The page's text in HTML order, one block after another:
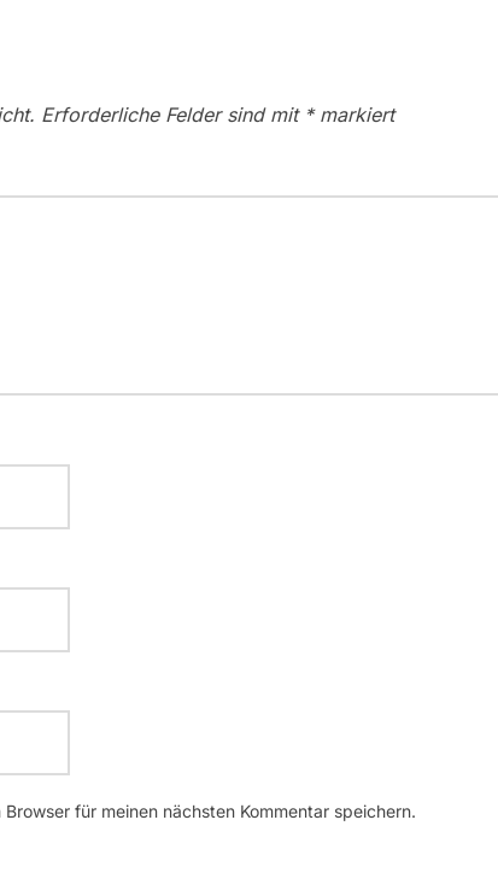
Erforderliche Felder sind mit *markiert
für meinen nächsten Kommentar speichern.